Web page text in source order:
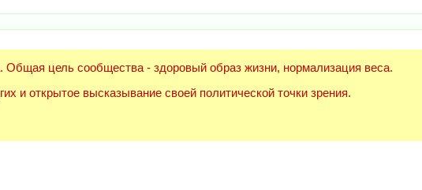
цель сообщества - здоровый образ жизни, нормализация веса.
и открытое высказывание своей политической точки зрения.